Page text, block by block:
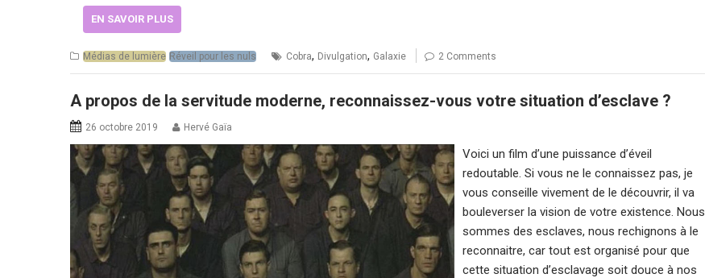
EN SAVOIR PLUS
Médias de lumière Réveil pour les nuls Cobra, Divulgation, Galaxie 2 Comments
A propos de la servitude moderne, reconnaissez-vous votre situation d’esclave ?
26 octobre 2019 Hervé Gaïa
Voici un film d’une puissance d’éveil
redoutable. Si vous ne le connaissez pas, je
vous conseille vivement de le découvrir, il va
bouleverser la vision de votre existence. Nous
sommes des esclaves, nous rechignons à le
reconnaitre, car tout est organisé pour que
cette situation d’esclavage soit douce à nos